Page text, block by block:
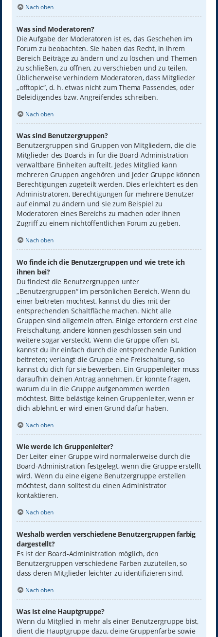
Nach oben
Was sind Moderatoren?
Die Aufgabe der Moderatoren ist es, das Geschehen im
Forum zu beobachten. Sie haben das Recht, in ihrem
Bereich Beiträge zu ändern und zu löschen und Themen
zu schließen, zu öffnen, zu verschieben und zu teilen.
Üblicherweise verhindern Moderatoren, dass Mitglieder
„offtopic“, d. h. etwas nicht zum Thema Passendes, oder
Beleidigendes bzw. Angreifendes schreiben.
Nach oben
Was sind Benutzergruppen?
Benutzergruppen sind Gruppen von Mitgliedern, die die
Mitglieder des Boards in für die Board-Administration
verwaltbare Einheiten aufteilt. Jedes Mitglied kann
mehreren Gruppen angehören und jeder Gruppe können
Berechtigungen zugeteilt werden. Dies erleichtert es den
Administratoren, Berechtigungen für mehrere Benutzer
auf einmal zu ändern und sie zum Beispiel zu
Moderatoren eines Bereichs zu machen oder ihnen
Zugriff zu einem nichtöffentlichen Forum zu geben.
Nach oben
Wo finde ich die Benutzergruppen und wie trete ich
ihnen bei?
Du findest die Benutzergruppen unter
„Benutzergruppen“ im persönlichen Bereich. Wenn du
einer beitreten möchtest, kannst du dies mit der
entsprechenden Schaltfläche machen. Nicht alle
Gruppen sind allgemein offen. Einige erfordern erst eine
Freischaltung, andere können geschlossen sein und
weitere sogar versteckt. Wenn die Gruppe offen ist,
kannst du ihr einfach durch die entsprechende Funktion
beitreten; verlangt die Gruppe eine Freischaltung, so
kannst du dich für sie bewerben. Ein Gruppenleiter muss
daraufhin deinen Antrag annehmen. Er könnte fragen,
warum du in die Gruppe aufgenommen werden
möchtest. Bitte belästige keinen Gruppenleiter, wenn er
dich ablehnt, er wird einen Grund dafür haben.
Nach oben
Wie werde ich Gruppenleiter?
Der Leiter einer Gruppe wird normalerweise durch die
Board-Administration festgelegt, wenn die Gruppe erstellt
wird. Wenn du eine eigene Benutzergruppe erstellen
möchtest, dann solltest du einen Administrator
kontaktieren.
Nach oben
Weshalb werden verschiedene Benutzergruppen farbig
dargestellt?
Es ist der Board-Administration möglich, den
Benutzergruppen verschiedene Farben zuzuteilen, so
dass deren Mitglieder leichter zu identifizieren sind.
Nach oben
Was ist eine Hauptgruppe?
Wenn du Mitglied in mehr als einer Benutzergruppe bist,
dient die Hauptgruppe dazu, deine Gruppenfarbe sowie